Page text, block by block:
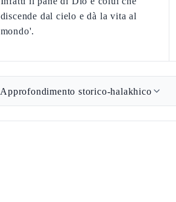
discende dal cielo e dà la vita al
mondo'.
Approfondimento storico-halakhico